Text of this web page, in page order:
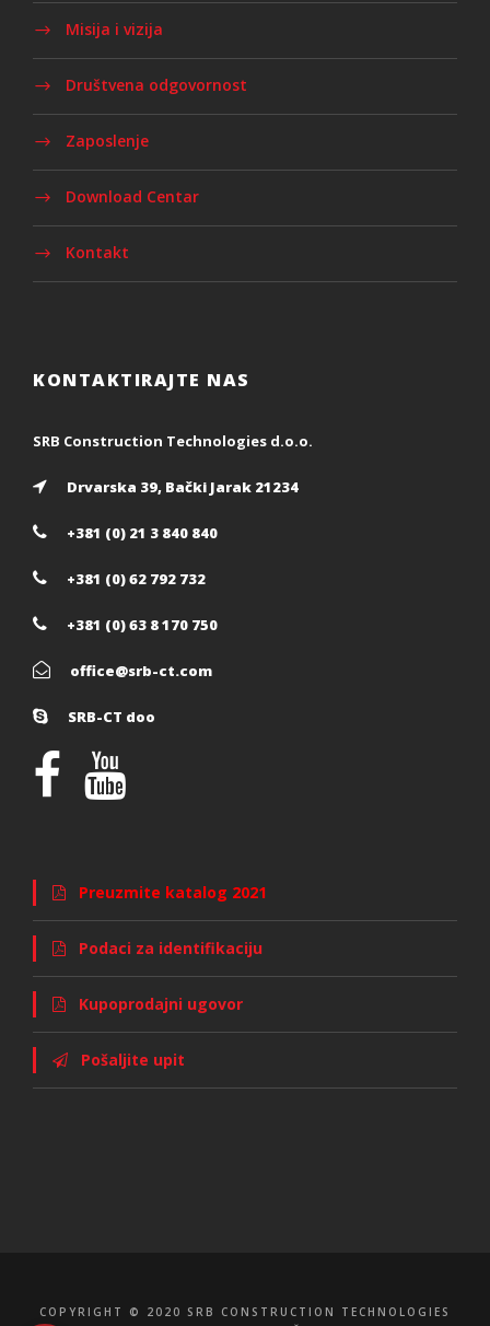
Misija i vizija
Društvena odgovornost
Zaposlenje
Download Centar
Kontakt
KONTAKTIRAJTE NAS
SRB Construction Technologies d.o.o.
Drvarska 39, Bački Jarak 21234
+381 (0) 21 3 840 840
+381 (0) 62 792 732
+381 (0) 63 8 170 750
office@srb-ct.com
SRB-CT doo
Preuzmite katalog 2021
Podaci za identifikaciju
Kupoprodajni ugovor
Pošaljite upit
COPYRIGHT © 2020 SRB CONSTRUCTION TECHNOLOGIES